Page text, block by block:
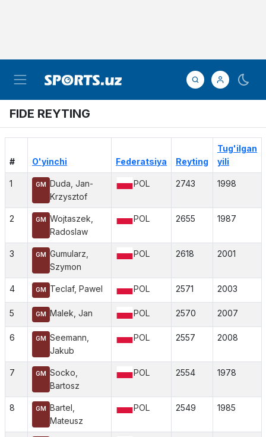
FIDE REYTING
# O'yinchi Federatsiya Reyting
Tug'ilgan
yili
1 GM Duda, Jan-
Krzysztof
POL 2743 1998
2 GM Wojtaszek,
Radoslaw
POL 2655 1987
3 GM Gumularz,
Szymon
POL 2618 2001
4 GM Teclaf, Pawel POL 2571 2003
5 GM Malek, Jan POL 2570 2007
6 GM Seemann,
Jakub
POL 2557 2008
7 GM Socko,
Bartosz
POL 2554 1978
8 GM Bartel,
Mateusz
POL 2549 1985